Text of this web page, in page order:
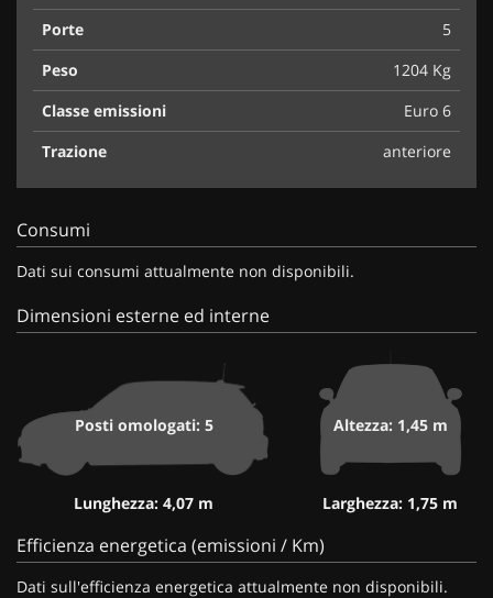
Porte
5
Peso
1204 Kg
Classe emissioni
Euro 6
Trazione
anteriore
Consumi
Dati sui consumi attualmente non disponibili.
Dimensioni esterne ed interne
Posti omologati: 5
Lunghezza: 4,07 m
Altezza: 1,45 m
Larghezza: 1,75 m
Efficienza energetica (emissioni / Km)
Dati sull'efficienza energetica attualmente non disponibili.